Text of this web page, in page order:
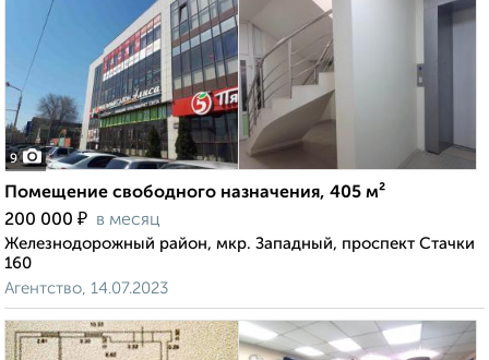
9
Помещение свободного назначения, 405 м²
200 000 ₽ в месяц
Железнодорожный район, мкр. Западный, проспект Стачки
160
Агентство, 14.07.2023